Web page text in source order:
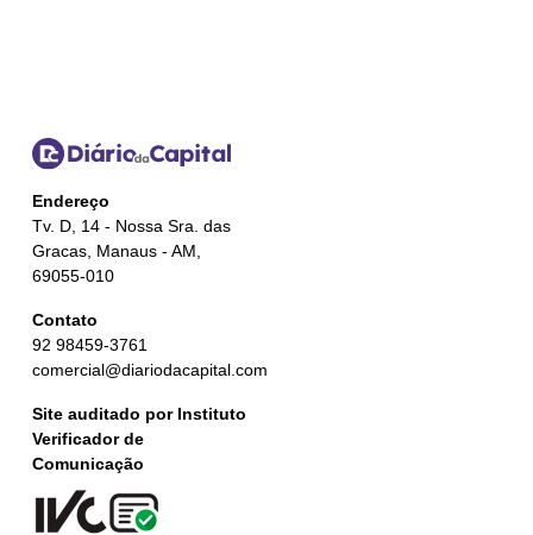
Endereço
Tv. D, 14 - Nossa Sra. das
Gracas, Manaus - AM,
69055-010
Contato
92 98459-3761
comercial@diariodacapital.com
Site auditado por Instituto
Verificador de
Comunicação